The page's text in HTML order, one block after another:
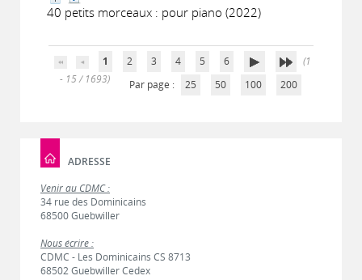
40 petits morceaux : pour piano (2022)
1 2 3 4 5 6
(1
- 15 / 1693)
Par page : 25 50 100 200
ADRESSE
Venir au CDMC :
34 rue des Dominicains
68500 Guebwiller
Nous écrire :
CDMC - Les Dominicains CS 8713
68502 Guebwiller Cedex